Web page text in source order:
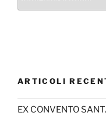
ARTICOLI
EX CONVENTO